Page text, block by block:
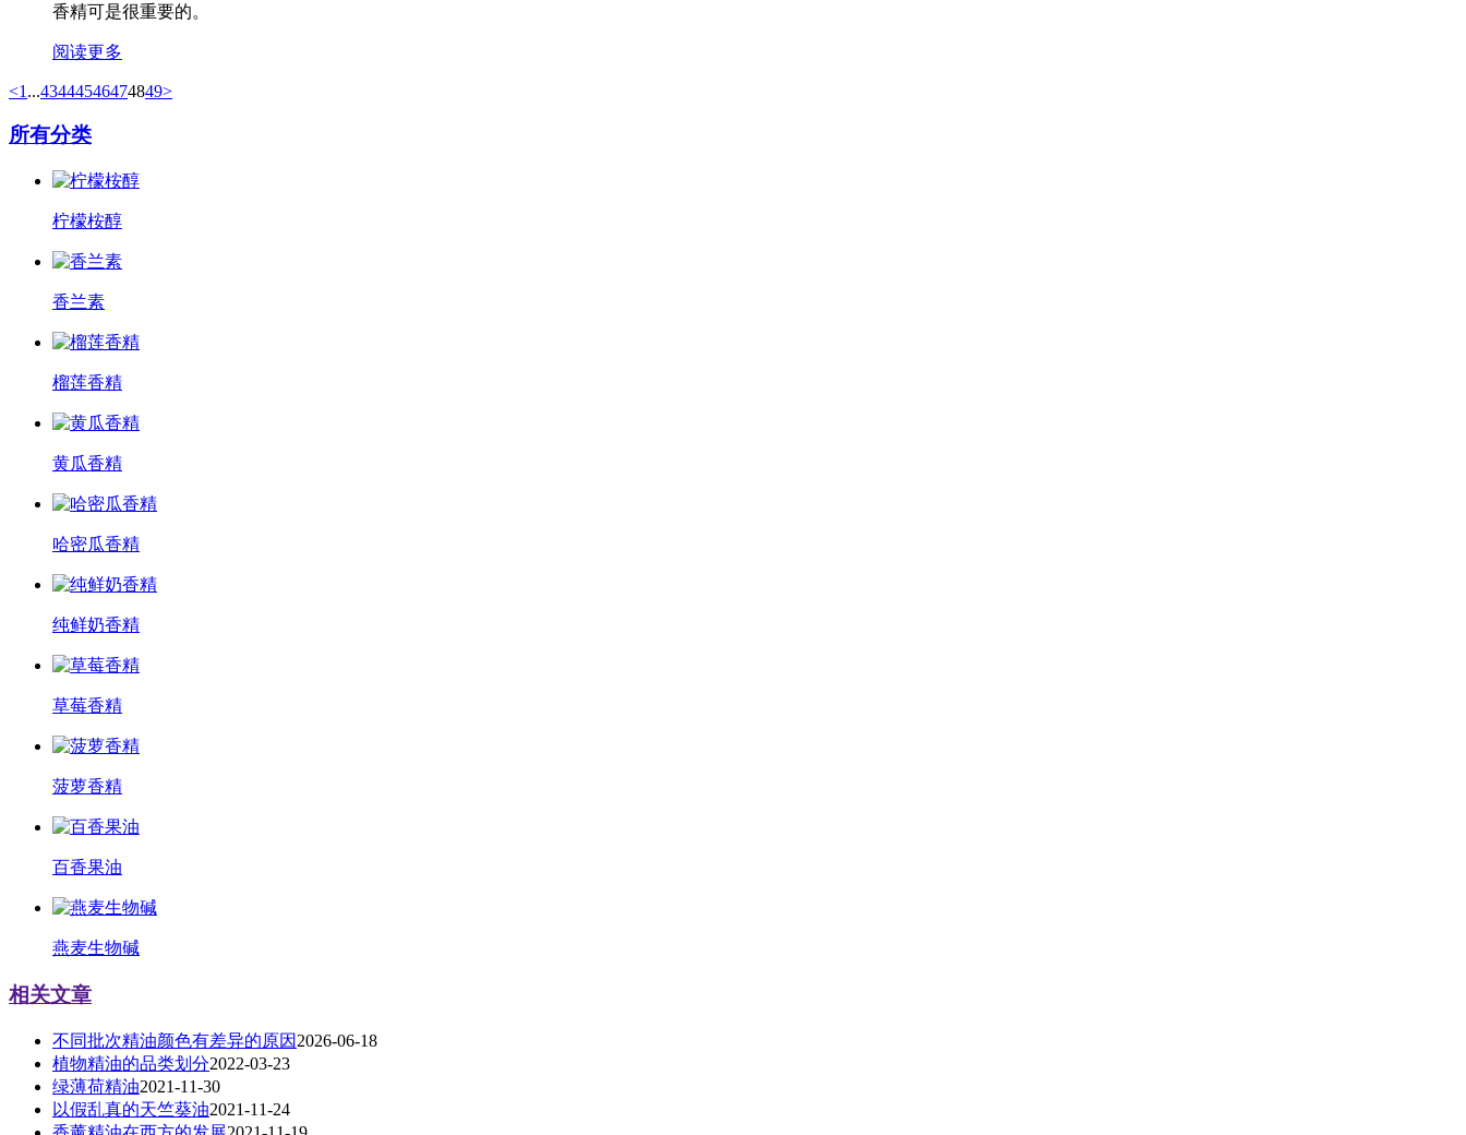
香精可是很重要的。
阅读更多
<1 ...43444546474849>
所有分类
柠檬桉醇
香兰素
榴莲香精
黄瓜香精
哈密瓜香精
纯鲜奶香精
草莓香精
菠萝香精
百香果油
燕麦生物碱
相关文章
不同批次精油颜色有差异的原因 2026-06-18
植物精油的品类划分2022-03-23
绿薄荷精油2021-11-30
以假乱真的天竺葵油2021-11-24